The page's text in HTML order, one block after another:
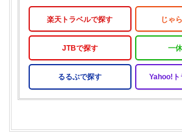
楽天トラベルで探す じゃ
JTBで探す 一
るるぶで探す Yahoo!ト